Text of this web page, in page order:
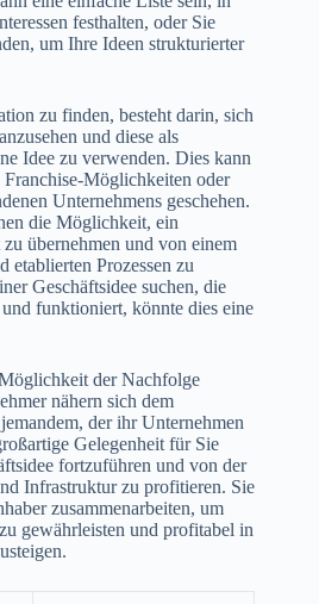
festhalten, oder Sie
um Ihre Ideen strukturierter
zu finden, besteht darin, sich
anzusehen und diese als
Idee zu verwenden. Dies kann
Möglichkeiten oder
Unternehmens geschehen.
die Möglichkeit, ein
übernehmen und von einem
etablierten Prozessen zu
Geschäftsidee suchen, die
funktioniert, könnte dies eine
der Nachfolge
nähern sich dem
der ihr Unternehmen
Gelegenheit für Sie
fortzuführen und von der
Infrastruktur zu profitieren. Sie
zusammenarbeiten, um
gewährleisten und profitabel in